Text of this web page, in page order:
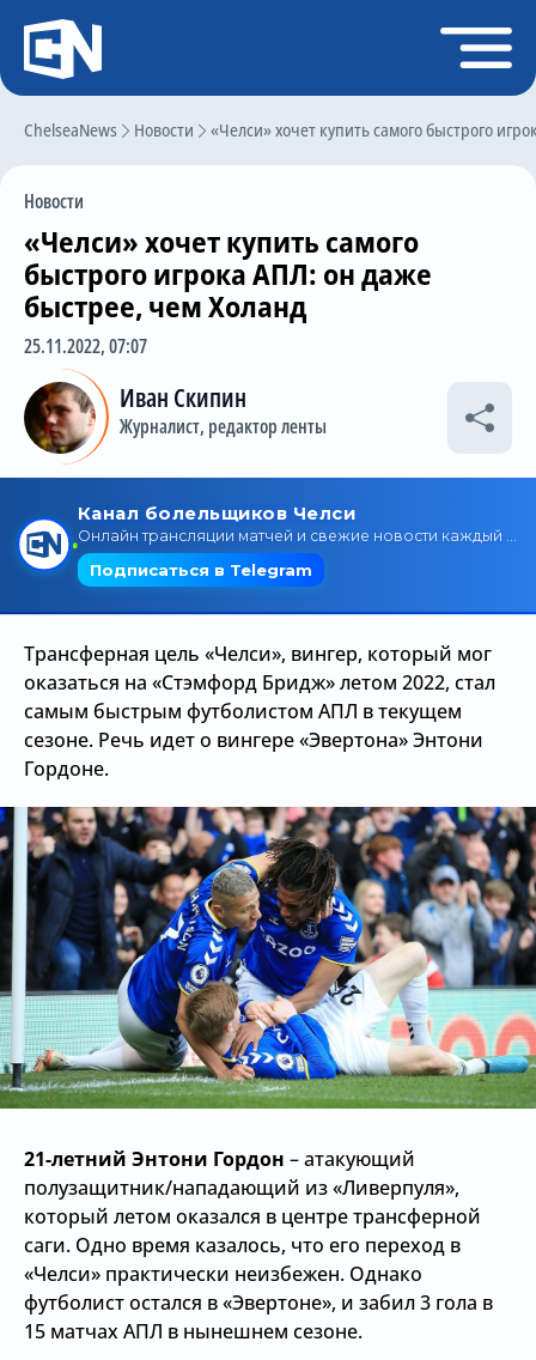
ChelseaNews Новости «Челси» хочет купить самого быстрого
Новости
«Челси» хочет купить самого
быстрого игрока АПЛ: он даже
быстрее, чем Холанд
25.11.2022, 07:07
Иван Скипин
Журналист, редактор ленты
Трансферная цель «Челси», вингер, который мог
оказаться на «Стэмфорд Бридж» летом 2022, стал
самым быстрым футболистом АПЛ в текущем
сезоне. Речь идет о вингере «Эвертона» Энтони
Гордоне.
21-летний Энтони Гордон – атакующий
полузащитник/нападающий из «Ливерпуля»,
который летом оказался в центре трансферной
саги. Одно время казалось, что его переход в
«Челси» практически неизбежен. Однако
футболист остался в «Эвертоне», и забил 3 гола в
15 матчах АПЛ в нынешнем сезоне.
Регистрация
Главная
Трансферы
Слухи
История Челси
Статистика
Календарь игр
Поиск по сайту
Трансляции
О сайте
Контакты